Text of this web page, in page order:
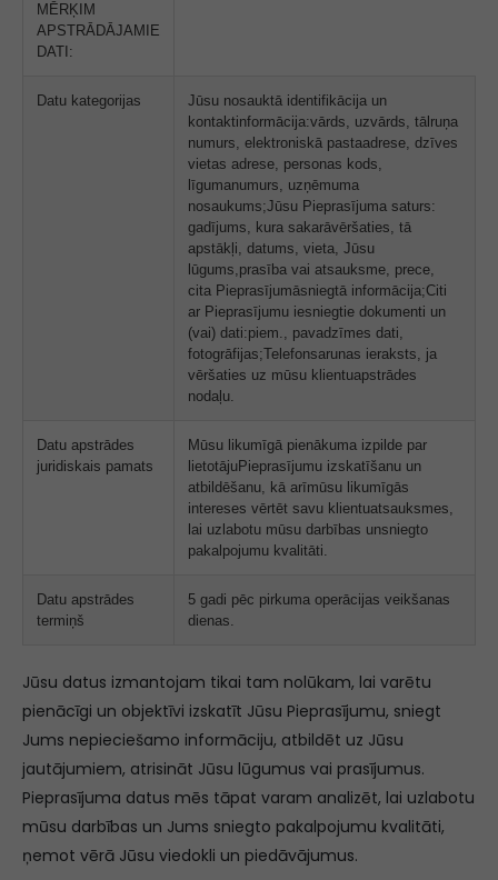
MĒRĶIM
APSTRĀDĀJAMIE
DATI:
Datu kategorijas
Jūsu nosauktā identifikācija un
kontaktinformācija:vārds, uzvārds, tālruņa
numurs, elektroniskā pastaadrese, dzīves
vietas adrese, personas kods,
līgumanumurs, uzņēmuma
nosaukums;Jūsu Pieprasījuma saturs:
gadījums, kura sakarāvēršaties, tā
apstākļi, datums, vieta, Jūsu
lūgums,prasība vai atsauksme, prece,
cita Pieprasījumāsniegtā informācija;Citi
ar Pieprasījumu iesniegtie dokumenti un
(vai) dati:piem., pavadzīmes dati,
fotogrāfijas;Telefonsarunas ieraksts, ja
vēršaties uz mūsu klientuapstrādes
nodaļu.
Datu apstrādes
juridiskais pamats
Mūsu likumīgā pienākuma izpilde par
lietotājuPieprasījumu izskatīšanu un
atbildēšanu, kā arīmūsu likumīgās
intereses vērtēt savu klientuatsauksmes,
lai uzlabotu mūsu darbības unsniegto
pakalpojumu kvalitāti.
Datu apstrādes
termiņš
5 gadi pēc pirkuma operācijas veikšanas
dienas.
Jūsu datus izmantojam tikai tam nolūkam, lai varētu
pienācīgi un objektīvi izskatīt Jūsu Pieprasījumu, sniegt
Jums nepieciešamo informāciju, atbildēt uz Jūsu
jautājumiem, atrisināt Jūsu lūgumus vai prasījumus.
Pieprasījuma datus mēs tāpat varam analizēt, lai uzlabotu
mūsu darbības un Jums sniegto pakalpojumu kvalitāti,
ņemot vērā Jūsu viedokli un piedāvājumus.